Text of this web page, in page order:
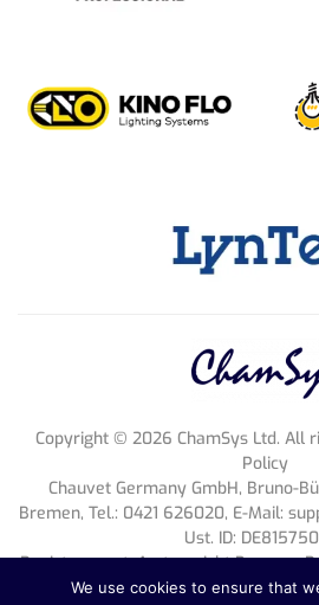
Copyright © 2026 ChamSys Ltd. All
Policy
Chauvet Germany GmbH, Bruno-
Bremen, Tel.: 0421 626020, E-Mail:
Ust. ID:
Register court: Amtsgericht Bremen,
HB, Geschäftsführung:
We use cookies to ensure that